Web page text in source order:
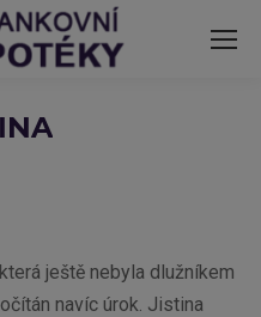
ještě nebyla dlužníkem
navíc úrok. Jistina